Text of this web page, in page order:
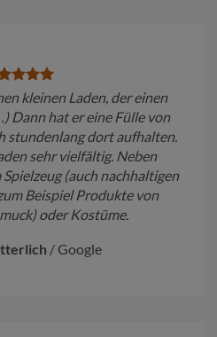
kleinen Laden, der einen
Dann hat er eine Fülle von
stundenlang dort aufhalten.
sehr vielfältig. Neben
(auch nachhaltigen
Beispiel Produkte von
oder Kostüme.
/ Google